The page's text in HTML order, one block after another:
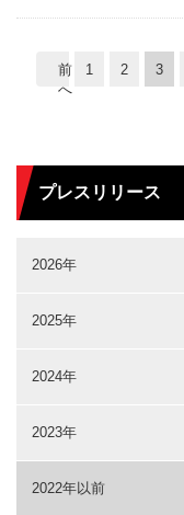
前
へ
1 2 3
プレスリリース
2026年
2025年
2024年
2023年
2022年以前